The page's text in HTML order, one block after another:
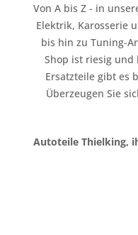
Von A bis Z - in
Elektrik, Karosserie
bis hin zu Tuning-
Shop ist riesig und
Ersatzteile gibt es
Überzeugen Sie
Autoteile Thielking,